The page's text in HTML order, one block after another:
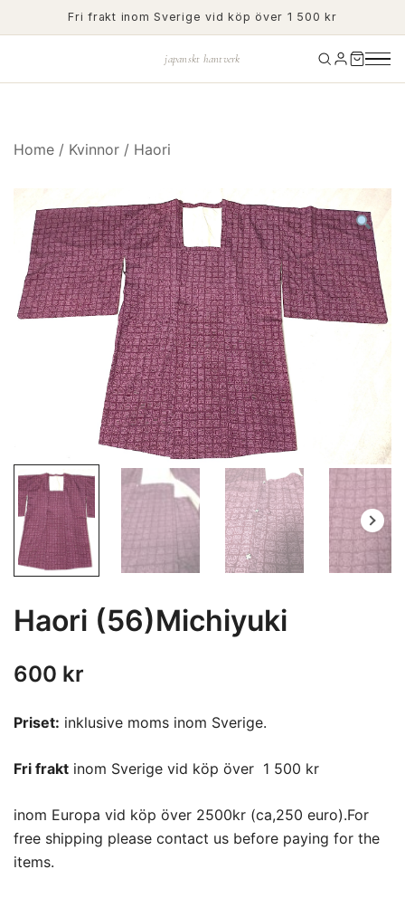
to
Fri frakt inom Sverige vid köp över 1 500 kr
japanskt hantverk
Home / Kvinnor / Haori
Haori (56)Michiyuki
600 kr
Priset: inklusive moms inom Sverige.
Fri frakt inom Sverige vid köp över 1 500 kr
inom Europa vid köp över 2500kr (ca,250 euro).For
free shipping please contact us before paying for the
items.